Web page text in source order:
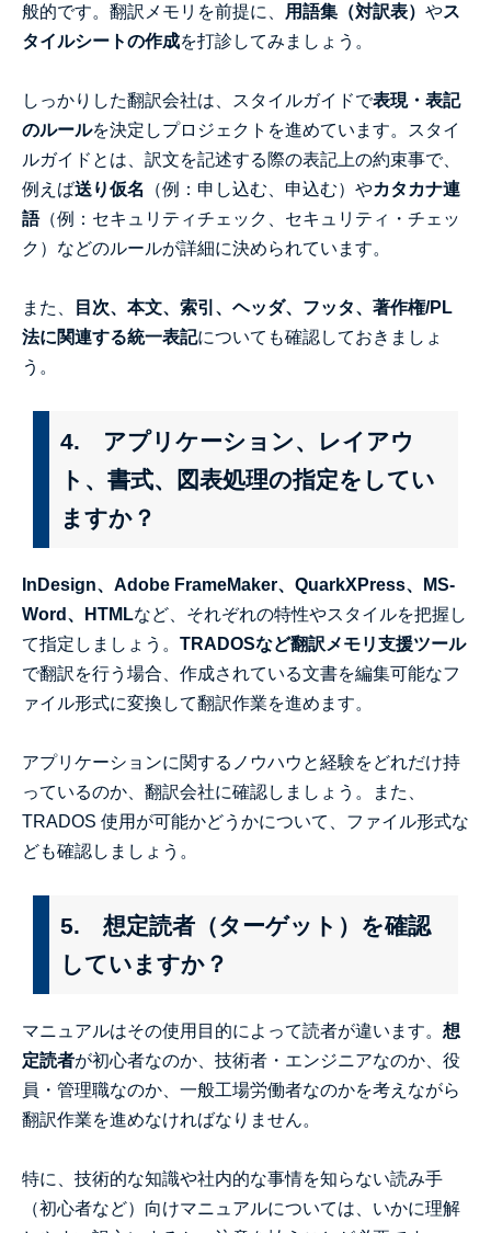
般的です。翻訳メモリを前提に、
用語集（対訳表） やス
タイルシートの作成を打診してみましょう。
しっかりした翻訳会社は、スタイルガイドで表現・表記
のルールを決定しプロジェクトを進めています。スタイ
ルガイドとは、訳文を記述する際の表記上の約束事で、
例えば送り仮名 （例：申し込む、申込む）やカタカナ連
語（例：セキュリティチェック、セキュリティ・チェッ
ク）などのルールが詳細に決められています。
また、
目次、本文、索引、ヘッダ、フッタ、著作権/PL
法に関連する統一表記についても確認しておきましょ
う。
4. アプリケーション、レイアウ
ト、書式、図表処理の指定をしてい
ますか？
InDesign、Adobe FrameMaker、QuarkXPress、MS-
Word、HTMLなど、それぞれの特性やスタイルを把握し
て指定しましょう。 TRADOSなど翻訳メモリ支援ツール
で翻訳を行う場合、作成されている文書を編集可能なフ
ァイル形式に変換して翻訳作業を進めます。
アプリケーションに関するノウハウと経験をどれだけ持
っているのか、翻訳会社に確認しましょう。また、
TRADOS 使用が可能かどうかについて、ファイル形式な
ども確認しましょう。
5. 想定読者（ターゲット）を確認
していますか？
マニュアルはその使用目的によって読者が違います。 想
定読者が初心者なのか、技術者・エンジニアなのか、役
員・管理職なのか、一般工場労働者なのかを考えながら
翻訳作業を進めなければなりません。
特に、技術的な知識や社内的な事情を知らない読み手
（初心者など）向けマニュアルについては、いかに理解